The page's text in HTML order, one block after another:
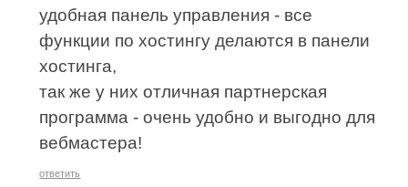
удобная панель управления - все
функции по хостингу делаются в панели
хостинга,
так же у них отличная партнерская
программа - очень удобно и выгодно для
вебмастера!
ответить